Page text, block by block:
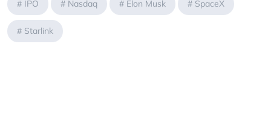
# IPO # Nasdaq # Elon Musk # SpaceX
# Starlink